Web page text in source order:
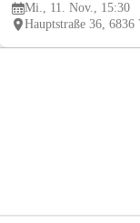
Mi., 11. Nov., 15:30